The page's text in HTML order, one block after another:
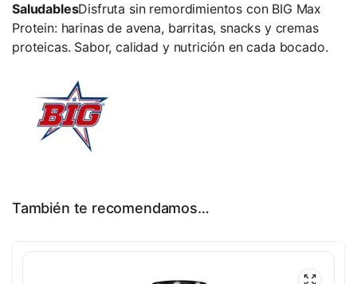
SaludablesDisfruta sin remordimientos con BIG Max
Protein: harinas de avena, barritas, snacks y cremas
proteicas. Sabor, calidad y nutrición en cada bocado.
También te recomendamos…